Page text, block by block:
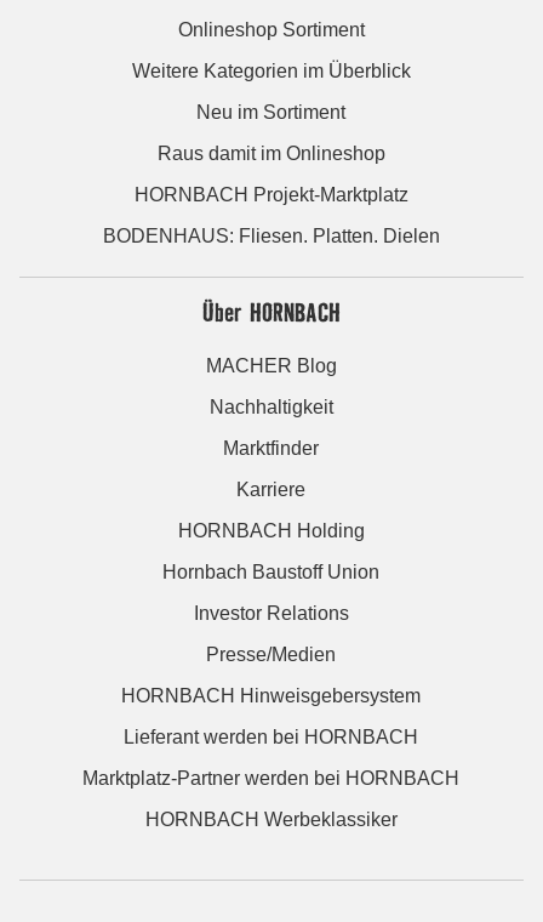
Onlineshop Sortiment
Weitere Kategorien im Überblick
Neu im Sortiment
Raus damit im Onlineshop
HORNBACH Projekt-Marktplatz
BODENHAUS: Fliesen. Platten. Dielen
Über HORNBACH
MACHER Blog
Nachhaltigkeit
Marktfinder
Karriere
HORNBACH Holding
Hornbach Baustoff Union
Investor Relations
Presse/Medien
HORNBACH Hinweisgebersystem
Lieferant werden bei HORNBACH
Marktplatz-Partner werden bei HORNBACH
HORNBACH Werbeklassiker